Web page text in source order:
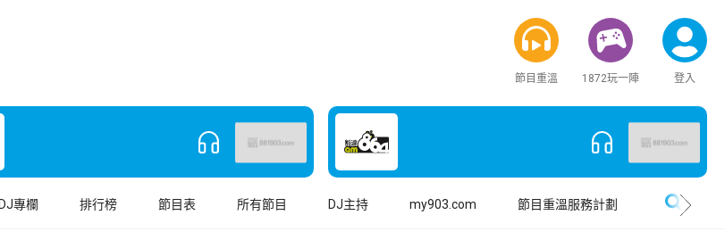
節目重溫 1872玩一陣 登入
DJ專欄 排行榜 節目表 所有節目 DJ主持 my903.com 節目重溫服務計劃